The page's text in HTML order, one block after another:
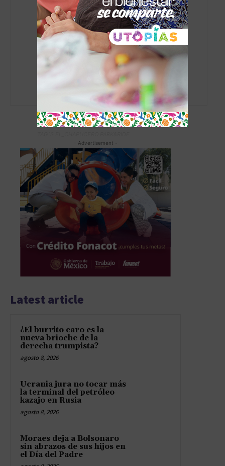
admin
https://www.elchapucero.com
- Advertisement -
Latest article
¿El burrito caro es la
nueva brioche de la
derecha trumpista?
agosto 8, 2026
Ucrania jura no tocar más
la terminal del petróleo
kazajo en Rusia
agosto 8, 2026
Moraes deja a Bolsonaro
sin abrazos de sus hijos en
el Día del Padre